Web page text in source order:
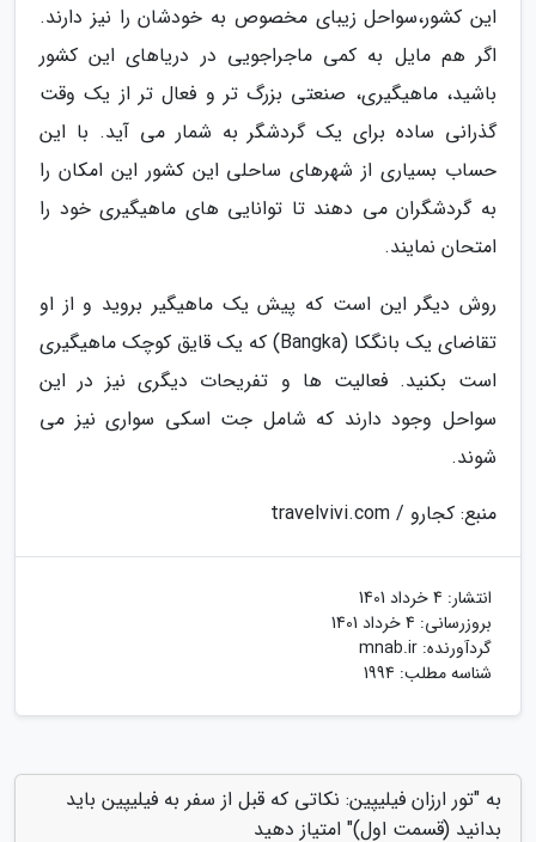
این کشور،سواحل زیبای مخصوص به خودشان را نیز دارند.
اگر هم مایل به کمی ماجراجویی در دریاهای این کشور
باشید، ماهیگیری، صنعتی بزرگ تر و فعال تر از یک وقت
گذرانی ساده برای یک گردشگر به شمار می آید. با این
حساب بسیاری از شهرهای ساحلی این کشور این امکان را
به گردشگران می دهند تا توانایی های ماهیگیری خود را
امتحان نمایند.
روش دیگر این است که پیش یک ماهیگیر بروید و از او
تقاضای یک بانگکا (Bangka) که یک قایق کوچک ماهیگیری
است بکنید. فعالیت ها و تفریحات دیگری نیز در این
سواحل وجود دارند که شامل جت اسکی سواری نیز می
شوند.
منبع: کجارو / travelvivi.com
انتشار: 4 خرداد 1401
بروزرسانی: 4 خرداد 1401
گردآورنده: mnab.ir
شناسه مطلب: 1994
به "تور ارزان فیلیپین: نکاتی که قبل از سفر به فیلیپین باید
بدانید (قسمت اول)" امتیاز دهید